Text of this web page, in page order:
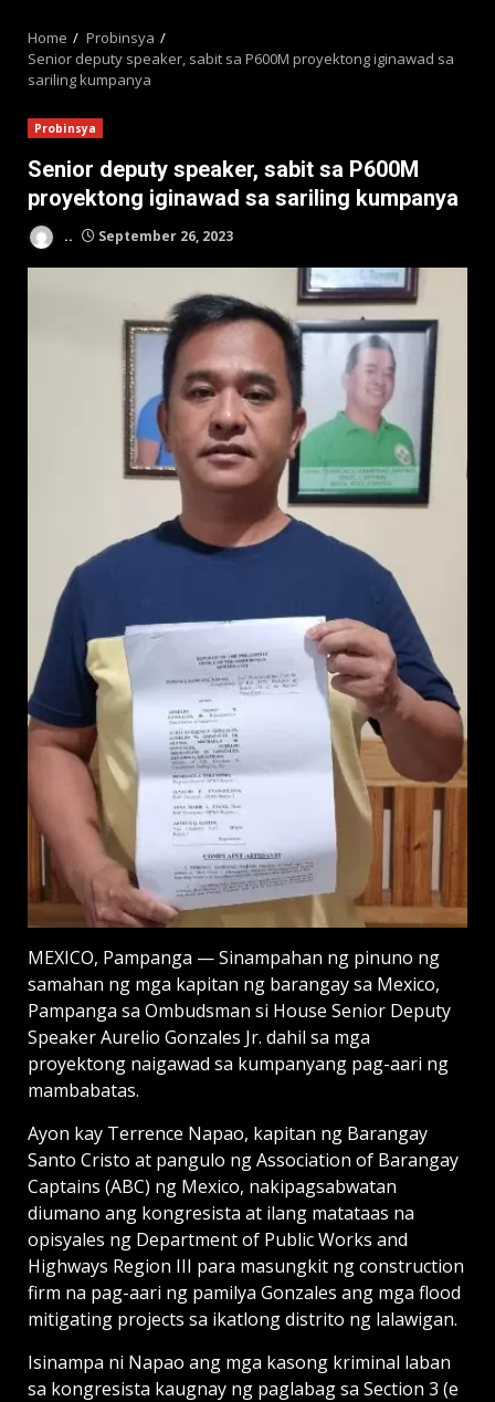
Home
Probinsya
Senior deputy speaker, sabit sa P600M proyektong iginawad sa
sariling kumpanya
Probinsya
Senior deputy speaker, sabit sa P600M
proyektong iginawad sa sariling kumpanya
.. September 26, 2023
MEXICO, Pampanga — Sinampahan ng pinuno ng
samahan ng mga kapitan ng barangay sa Mexico,
Pampanga sa Ombudsman si House Senior Deputy
Speaker Aurelio Gonzales Jr. dahil sa mga
proyektong naigawad sa kumpanyang pag-aari ng
mambabatas.
Ayon kay Terrence Napao, kapitan ng Barangay
Santo Cristo at pangulo ng Association of Barangay
Captains (ABC) ng Mexico, nakipagsabwatan
diumano ang kongresista at ilang matataas na
opisyales ng Department of Public Works and
Highways Region III para masungkit ng construction
firm na pag-aari ng pamilya Gonzales ang mga flood
mitigating projects sa ikatlong distrito ng lalawigan.
Isinampa ni Napao ang mga kasong kriminal laban
sa kongresista kaugnay ng paglabag sa Section 3 (e